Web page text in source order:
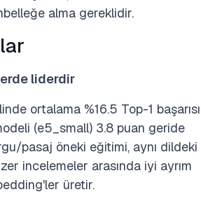
alma gereklidir.
liderdir
ortalama %16.5 Top-1 başarısı
(e5_small) 3.8 puan geride
pasaj öneki eğitimi, aynı dildeki
incelemeler arasında iyi ayrım
üretir.